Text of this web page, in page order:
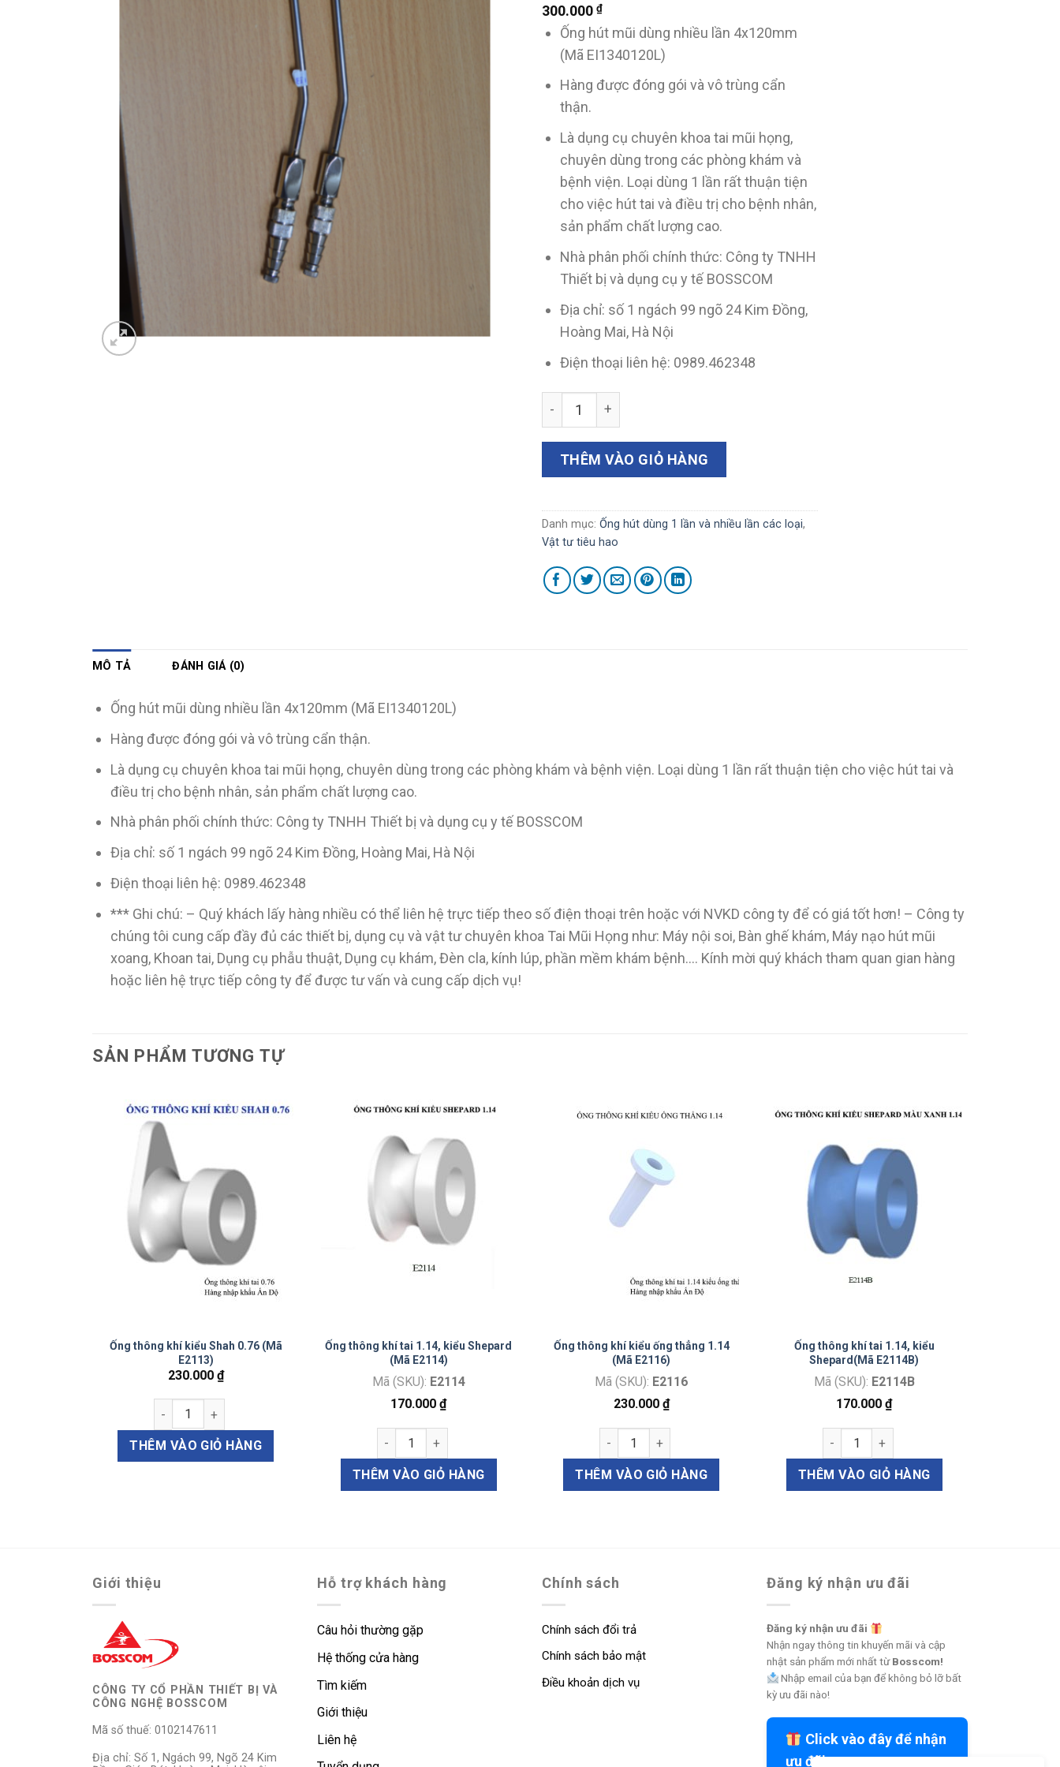
300.000 ₫
Ống hút mũi dùng nhiều lần 4x120mm
(Mã EI1340120L)
Hàng được đóng gói và vô trùng cẩn
thận.
Là dụng cụ chuyên khoa tai mũi họng,
chuyên dùng trong các phòng khám và
bệnh viện. Loại dùng 1 lần rất thuận tiện
cho việc hút tai và điều trị cho bệnh nhân,
sản phẩm chất lượng cao.
Nhà phân phối chính thức: Công ty TNHH
Thiết bị và dụng cụ y tế BOSSCOM
Địa chỉ: số 1 ngách 99 ngõ 24 Kim Đồng,
Hoàng Mai, Hà Nội
Điện thoại liên hệ: 0989.462348
Ống hút mũi dùng nhiều lần 4x120mm (Mã EI1340120L) số lượng
THÊM VÀO GIỎ HÀNG
Danh mục: Ống hút dùng 1 lần và nhiều lần các loại,
Vật tư tiêu hao
MÔ TẢ ĐÁNH GIÁ (0)
Ống hút mũi dùng nhiều lần 4x120mm (Mã EI1340120L)
Hàng được đóng gói và vô trùng cẩn thận.
Là dụng cụ chuyên khoa tai mũi họng, chuyên dùng trong các phòng khám và bệnh viện. Loại dùng 1 lần rất thuận tiện cho việc hút tai và
điều trị cho bệnh nhân, sản phẩm chất lượng cao.
Nhà phân phối chính thức: Công ty TNHH Thiết bị và dụng cụ y tế BOSSCOM
Địa chỉ: số 1 ngách 99 ngõ 24 Kim Đồng, Hoàng Mai, Hà Nội
Điện thoại liên hệ: 0989.462348
*** Ghi chú: – Quý khách lấy hàng nhiều có thể liên hệ trực tiếp theo số điện thoại trên hoặc với NVKD công ty để có giá tốt hơn! – Công ty
chúng tôi cung cấp đầy đủ các thiết bị, dụng cụ và vật tư chuyên khoa Tai Mũi Họng như: Máy nội soi, Bàn ghế khám, Máy nạo hút mũi
xoang, Khoan tai, Dụng cụ phẫu thuật, Dụng cụ khám, Đèn cla, kính lúp, phần mềm khám bệnh…. Kính mời quý khách tham quan gian hàng
hoặc liên hệ trực tiếp công ty để được tư vấn và cung cấp dịch vụ!
SẢN PHẨM TƯƠNG TỰ
Ống thông khí kiểu Shah 0.76 (Mã
E2113)
230.000 ₫
Ống thông khí kiểu Shah 0.76 (Mã E2113) số lượng
THÊM VÀO GIỎ HÀNG
Ống thông khí tai 1.14, kiểu Shepard
(Mã E2114)
Mã (SKU): E2114
170.000₫
Ống thông khí tai 1.14, kiểu Shepard (Mã E2114) số lượng
THÊM VÀO GIỎ HÀNG
Ống thông khí kiểu ống thẳng 1.14
(Mã E2116)
Mã (SKU): E2116
230.000 ₫
Ống thông khí kiểu ống thẳng 1.14 (Mã E2116) số lượng
THÊM VÀO GIỎ HÀNG
Ống thông khí tai 1.14, kiểu
Shepard(Mã E2114B)
Mã (SKU): E2114B
170.000₫
Ống thông khí tai 1.14, kiểu Shepard(Mã
THÊM VÀO GIỎ HÀNG
tự tiêu kiểu bọt biển 20x20x7mm (2 miếng/túi) - Mã E91072020 số lượng
Giới thiệu
CÔNG TY CỔ PHẦN THIẾT BỊ VÀ
CÔNG NGHỆ BOSSCOM
Mã số thuế: 0102147611
Địa chỉ: Số 1, Ngách 99, Ngõ 24 Kim
Hỗ trợ khách hàng
Câu hỏi thường gặp
Hệ thống cửa hàng
Tìm kiếm
Giới thiệu
Liên hệ
Chính sách
Chính sách đổi trả
Chính sách bảo mật
Điều khoản dịch vụ
Đăng ký nhận ưu đãi
Đăng ký nhận ưu đãi
Nhận ngay thông tin khuyến mãi và cập
nhật sản phẩm mới nhất từBosscom!
Nhập email của bạn để không bỏ lỡ bất
kỳ ưu đãi nào!
Click vào đây để nhận
ưu đãi